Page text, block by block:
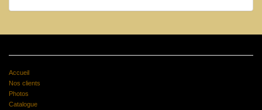
Accueil
Nos clients
Photos
Catalogue